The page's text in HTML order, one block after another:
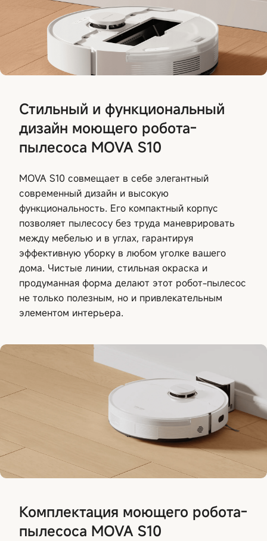
Стильный и функциональный
дизайн моющего робота-
пылесоса MOVA S10
MOVA S10 совмещает в себе элегантный
современный дизайн и высокую
функциональность. Его компактный корпус
позволяет пылесосу без труда маневрировать
между мебелью и в углах, гарантируя
эффективную уборку в любом уголке вашего
дома. Чистые линии, стильная окраска и
продуманная форма делают этот робот-пылесос
не только полезным, но и привлекательным
элементом интерьера.
Комплектация моющего робота-
пылесоса MOVA S10